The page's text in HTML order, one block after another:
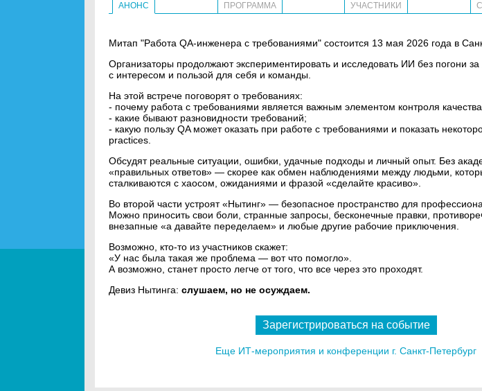
АНОНС ПРОГРАММА УЧАСТНИКИ
Митап "Работа QA-инженера с требованиями" состоится 13 мая 2026 года в
Организаторы продолжают экспериментировать и исследовать ИИ без погони
с интересом и пользой для себя и команды.
На этой встрече поговорят о требованиях:
- почему работа с требованиями является важным элементом контроля
- какие бывают разновидности требований;
- какую пользу QA может оказать при работе с требованиями и показать
practices.
Обсудят реальные ситуации, ошибки, удачные подходы и личный опыт. Без
«правильных ответов» — скорее как обмен наблюдениями между людьми,
сталкиваются с хаосом, ожиданиями и фразой «сделайте красиво».
Во второй части устроят «Нытинг» — безопасное пространство для
Можно приносить свои боли, странные запросы, бесконечные правки,
внезапные «а давайте переделаем» и любые другие рабочие приключения.
Возможно, кто-то из участников скажет:
«У нас была такая же проблема — вот что помогло».
А возможно, станет просто легче от того, что все через это проходят.
Девиз Нытинга: слушаем, но не осуждаем.
Зарегистрироваться на событие
Еще ИТ-мероприятия и конференции г. Санкт-Петербург